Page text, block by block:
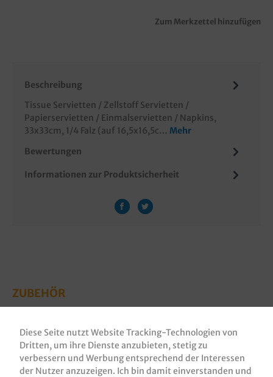
Zum Merkzettel hinzufügen
Beschreibung
Tissue Servietten / Zellstoff Servietten /
Papierservietten / Einmalservietten / Napkins,
33x33cm, 1/4 Falz (auf 16,5x16,5c… Mehr
Bewertungen
Informationen zur Produktsicherheit
ZUBEHÖR
Diese Seite nutzt Website Tracking-Technologien von
Dritten, um ihre Dienste anzubieten, stetig zu
verbessern und Werbung entsprechend der Interessen
der Nutzer anzuzeigen. Ich bin damit einverstanden und